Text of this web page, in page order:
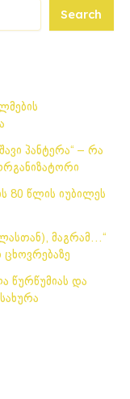
Search
პანტერა“ – რა
80 წლის იუბილეს
მაგრამ…“
ცხოვრებაზე
წურწუმიას და